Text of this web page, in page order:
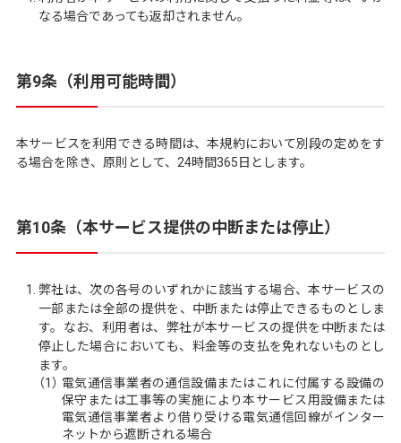
なる場合であっても返却されません。
第9条（利用可能時間）
本サービスを利用できる時間は、本規約において別段の定めをす
る場合を除き、原則として、24時間365日とします。
第10条（本サービス提供の中断または停止）
弊社は、次の各号のいずれかに該当する場合、本サービスの
一部または全部の提供を、中断または停止できるものとしま
す。なお、利用者は、弊社が本サービスの提供を中断または
停止した場合においても、料金等の支払を免れないものとし
ます。
（1）電気通信事業者の通信設備またはこれに付属する設備の
保守または工事等の実施により本サービス用設備または
電気通信事業者より借り受ける電気通信回線がインター
ネットから遮断される場合